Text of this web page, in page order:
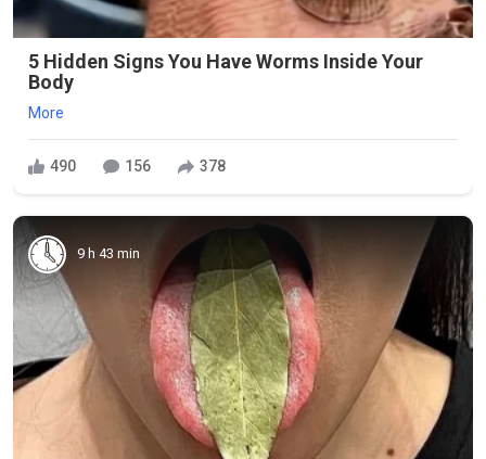
5 Hidden Signs You Have Worms Inside Your
Body
More
490 156 378
9 h 43 min